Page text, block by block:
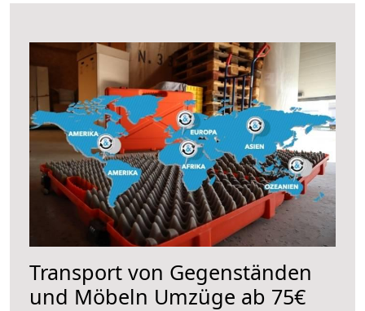
Transport von Gegenständen
und Möbeln Umzüge ab 75€